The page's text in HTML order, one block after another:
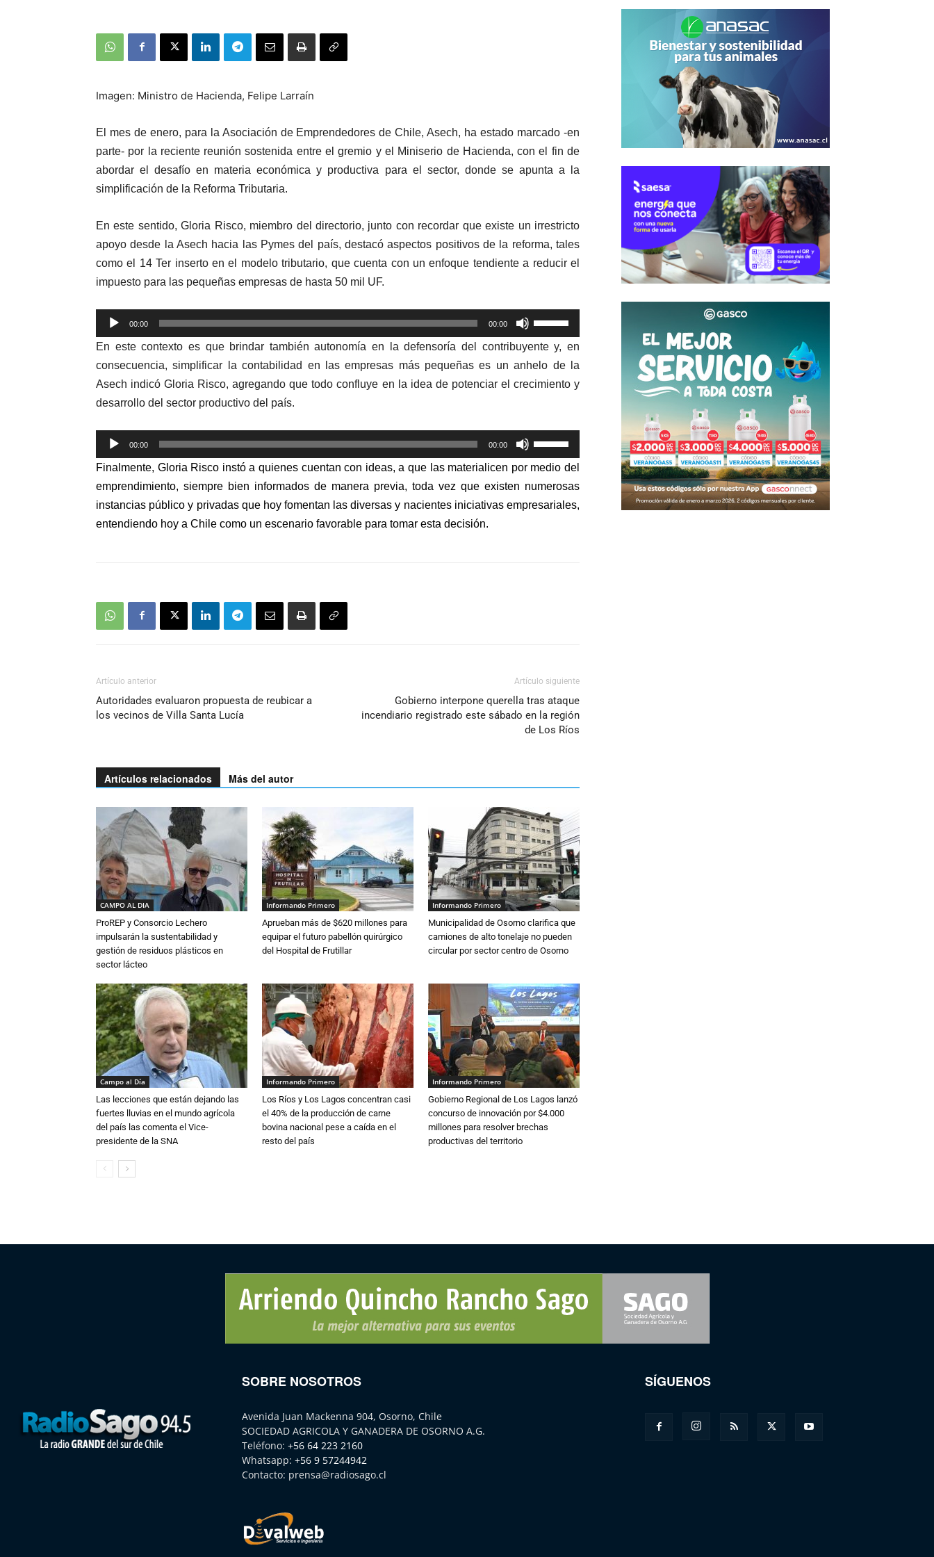
Imagen: Ministro de Hacienda, Felipe Larraín
El mes de enero, para la Asociación de Emprendedores de Chile, Asech, ha estado marcado -en
parte- por la reciente reunión sostenida entre el gremio y el Miniserio de Hacienda, con el fin de
abordar el desafío en materia económica y productiva para el sector, donde se apunta a la
simplificación de la Reforma Tributaria.
En este sentido, Gloria Risco, miembro del directorio, junto con recordar que existe un irrestricto
apoyo desde la Asech hacia las Pymes del país, destacó aspectos positivos de la reforma, tales
como el 14 Ter inserto en el modelo tributario, que cuenta con un enfoque tendiente a reducir el
impuesto para las pequeñas empresas de hasta 50 mil UF.
Reproductor
de
audio
00:00 00:00
las
teclas
de
flecha
aumentar
o
En este contexto es que brindar también autonomía en la defensoría del contribuyente y, en
consecuencia, simplificar la contabilidad en las empresas más pequeñas es un anhelo de la
Asech indicó Gloria Risco, agregando que todo confluye en la idea de potenciar el crecimiento y
desarrollo del sector productivo del país.
Reproductor
de
audio
00:00 00:00
las
teclas
de
flecha
Finalmente, Gloria Risco instó a quienes cuentan con ideas, a que las materialicen por medio del
emprendimiento, siempre bien informados de manera previa, toda vez que existen numerosas
instancias público y privadas que hoy fomentan las diversas y nacientes iniciativas empresariales,
entendiendo hoy a Chile como un escenario favorable para tomar esta decisión.
Artículo anterior
Autoridades evaluaron propuesta de reubicar a
los vecinos de Villa Santa Lucía
Artículo siguiente
Gobierno interpone querella tras ataque
incendiario registrado este sábado en la región
de Los Ríos
Artículos relacionados Más del autor
CAMPO AL DIA
ProREP y Consorcio Lechero
impulsarán la sustentabilidad y
gestión de residuos plásticos en
sector lácteo
Informando Primero
Aprueban más de $620 millones para
equipar el futuro pabellón quirúrgico
del Hospital de Frutillar
Informando Primero
Municipalidad de Osorno clarifica que
camiones de alto tonelaje no pueden
circular por sector centro de Osorno
Campo al Día
Las lecciones que están dejando las
fuertes lluvias en el mundo agrícola
del país las comenta el Vice-
presidente de la SNA
Informando Primero
Los Ríos y Los Lagos concentran casi
el 40% de la producción de carne
bovina nacional pese a caída en el
resto del país
Informando Primero
Gobierno Regional de Los Lagos lanzó
concurso de innovación por $4.000
millones para resolver brechas
productivas del territorio
SOBRE NOSOTROS
Avenida Juan Mackenna 904, Osorno, Chile
SOCIEDAD AGRICOLA Y GANADERA DE OSORNO A.G.
Teléfono: +56 64 223 2160
Whatsapp: +56 9 57244942
Contacto: prensa@radiosago.cl
SÍGUENOS